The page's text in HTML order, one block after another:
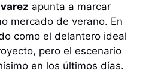
apunta a marcar
mercado de verano. En
como el delantero ideal
pero el escenario
en los últimos días.